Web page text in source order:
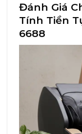
Đánh Giá
Tính Tiền
6688